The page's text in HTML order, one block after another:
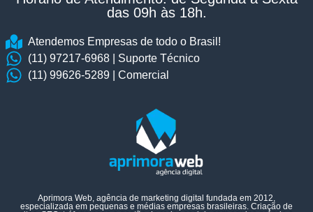
das 09h às 18h.​
Atendemos Empresas de todo o Brasil!
(11) 97217-6968 | Suporte Técnico
(11) 99626-5289 | Comercial
Aprimora Web, agência de marketing digital fundada em 2012,
especializada em pequenas e médias empresas brasileiras. Criação de